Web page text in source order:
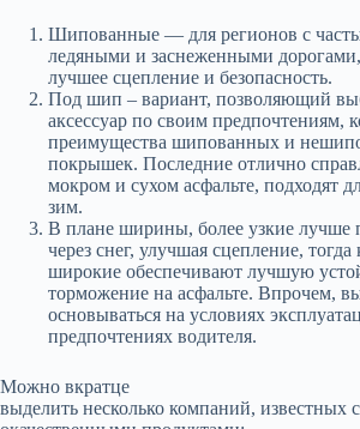
Шипованные — для регионов с
ледяными и заснеженными
лучшее сцепление и безопасность.
Под шип – вариант, позволяющий
аксессуар по своим предпочтениям,
преимущества шипованных и
покрышек. Последние отлично
мокром и сухом асфальте, подходят
зим.
В плане ширины, более узкие лучше
через снег, улучшая сцепление, тогда
широкие обеспечивают лучшую
торможение на асфальте. Впрочем,
основываться на условиях
предпочтениях водителя.
Можно вкратце
выделить несколько компаний, известных